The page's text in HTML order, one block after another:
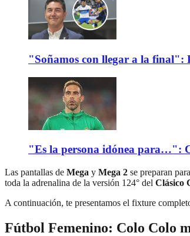
"Soñamos con llegar a la final":
"Es la persona idónea para…":
Las pantallas de Mega y Mega 2 se preparan
toda la adrenalina de la versión 124° del Clásico
A continuación, te presentamos el fixture
Fútbol Femenino: Colo Colo